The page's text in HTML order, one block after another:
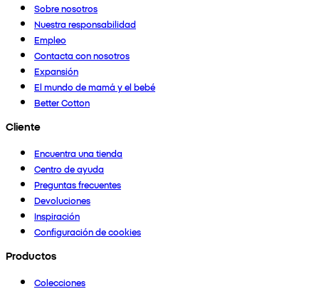
Sobre nosotros
Nuestra responsabilidad
Empleo
Contacta con nosotros
Expansión
El mundo de mamá y el bebé
Better Cotton
Cliente
Encuentra una tienda
Centro de ayuda
Preguntas frecuentes
Devoluciones
Inspiración
Configuración de cookies
Productos
Colecciones